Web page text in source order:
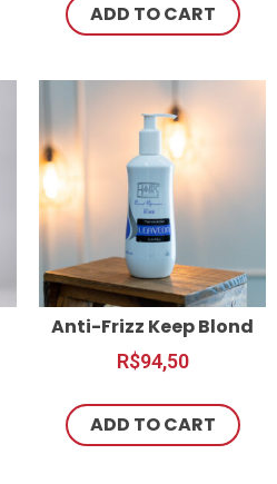
ADD TO CART
Anti-Frizz Keep Blond
R$94,50
ADD TO CART